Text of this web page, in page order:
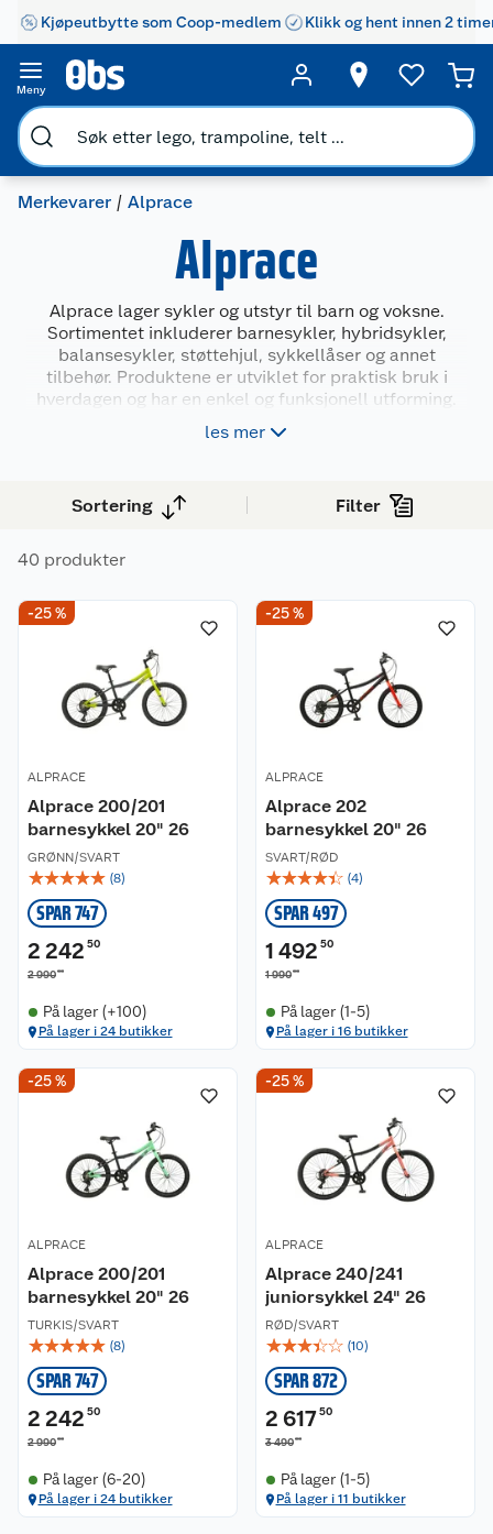
Kjøpeutbytte som Coop-medlem Klikk og hent innen 2
Meny
Merkevarer Alprace
Alprace
Alprace lager sykler og utstyr til barn og voksne.
Sortimentet inkluderer barnesykler, hybridsykler,
balansesykler, støttehjul, sykkellåser og annet
tilbehør. Produktene er utviklet for praktisk bruk i
hverdagen og har en enkel og funksjonell utforming.
Syklene finnes i flere størrelser og modeller som
passer ulike behov og aldre. Hos Obs finner du et
les mer
Sortering Filter
40 produkter
-25 %
ALPRACE
Alprace 200/201
barnesykkel 20" 26
GRØNN/SVART
☆☆☆☆☆ (8)
SPAR 747
2 242 50
2 99000
På lager (+100)
På lager i 24 butikker
-25 %
ALPRACE
Alprace 202
barnesykkel 20" 26
SVART/RØD
☆☆☆☆☆ (4)
SPAR 497
1 492 50
1 99000
På lager (1-5)
På lager i 16 butikker
-25 %
ALPRACE
Alprace 200/201
barnesykkel 20" 26
TURKIS/SVART
☆☆☆☆☆ (8)
SPAR 747
2 242 50
2 99000
På lager (6-20)
På lager i 24 butikker
-25 %
ALPRACE
Alprace 240/241
juniorsykkel 24" 26
RØD/SVART
☆☆☆☆☆ (10)
SPAR 872
2 61750
3 49000
På lager (1-5)
På lager i 11 butikker